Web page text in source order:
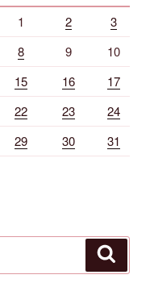
1 2
3
8 9
10
15 16
17
22 23
24
29 30 31